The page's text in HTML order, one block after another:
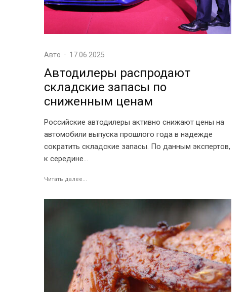
Авто · 17.06.2025
Автодилеры распродают
складские запасы по
сниженным ценам
Российские автодилеры активно снижают цены на
автомобили выпуска прошлого года в надежде
сократить складские запасы. По данным экспертов,
к середине...
Читать далее...